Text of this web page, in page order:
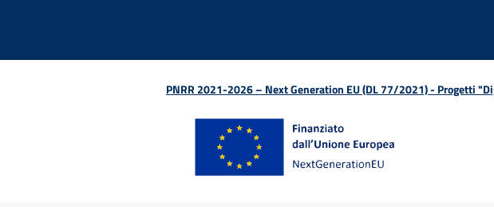
PNRR 2021-2026 – Next Generation EU (DL 77/2021) - Progetti